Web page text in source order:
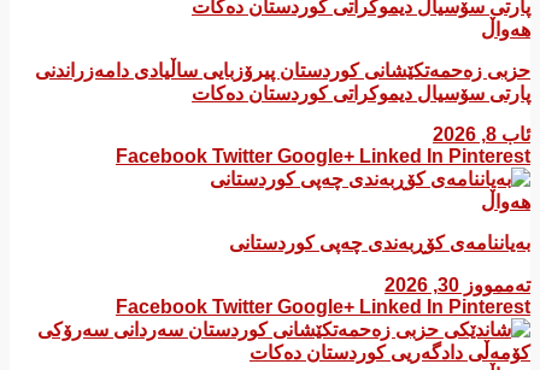
هەواڵ
​حزبی زەحمەتکێشانی کوردستان پیرۆزبایی ساڵیادی دامەزراندنی
پارتی سۆسیال دیموکراتی کوردستان دەکات
ئاب 8, 2026
Facebook Twitter Google+ Linked In Pinterest
هەواڵ
بەیاننامەی کۆڕبەندی چەپی کوردستانی
تەممووز 30, 2026
Facebook Twitter Google+ Linked In Pinterest